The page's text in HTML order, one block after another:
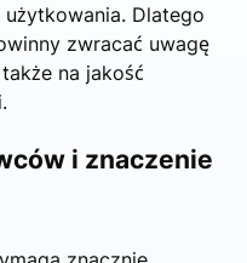
Dlatego
zwracać uwagę
na jakość
i znaczenie